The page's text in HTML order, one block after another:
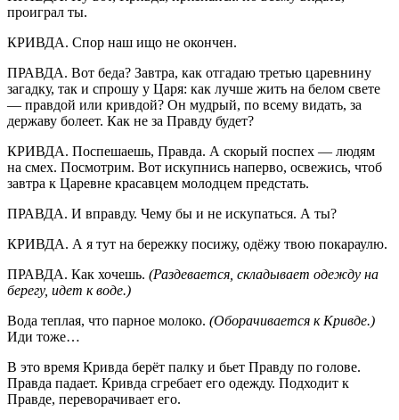
проиграл ты.
КРИВДА. Спор наш ищо не окончен.
ПРАВДА. Вот беда? Завтра, как отгадаю третью царевнину
загадку, так и спрошу у Царя: как лучше жить на белом свете
— правдой или кривдой? Он мудрый, по всему видать, за
державу болеет. Как не за Правду будет?
КРИВДА. Поспешаешь, Правда. А скорый поспех — людям
на смех. Посмотрим. Вот искупнись наперво, освежись, чтоб
завтра к Царевне красавцем молодцем предстать.
ПРАВДА. И вправду. Чему бы и не искупаться. А ты?
КРИВДА. А я тут на бережку посижу, одёжу твою покараулю.
ПРАВДА. Как хочешь. (Раздевается, складывает одежду на
берегу, идет к воде.)
Вода теплая, что парное молоко. (Оборачивается к Кривде.)
Иди тоже…
В это время Кривда берёт палку и бьет Правду по голове.
Правда падает. Кривда сгребает его одежду. Подходит к
Правде, переворачивает его.